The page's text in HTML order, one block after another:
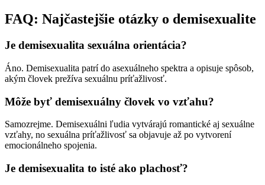
FAQ: Najčastejšie otázky o demisexualite
Je demisexualita sexuálna orientácia?
Áno. Demisexualita patrí do asexuálneho spektra a opisuje spôsob,
akým človek prežíva sexuálnu príťažlivosť.
Môže byť demisexuálny človek vo vzťahu?
Samozrejme. Demisexuálni ľudia vytvárajú romantické aj sexuálne
vzťahy, no sexuálna príťažlivosť sa objavuje až po vytvorení
emocionálneho spojenia.
Je demisexualita to isté ako plachosť?